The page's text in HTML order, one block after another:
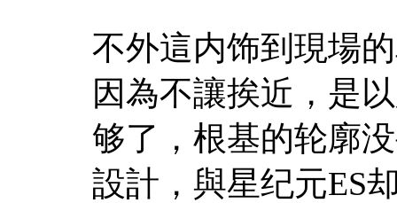
不外這内饰到現場
因為不讓挨近，是
够了，根基的轮廓
設計，與星纪元ES